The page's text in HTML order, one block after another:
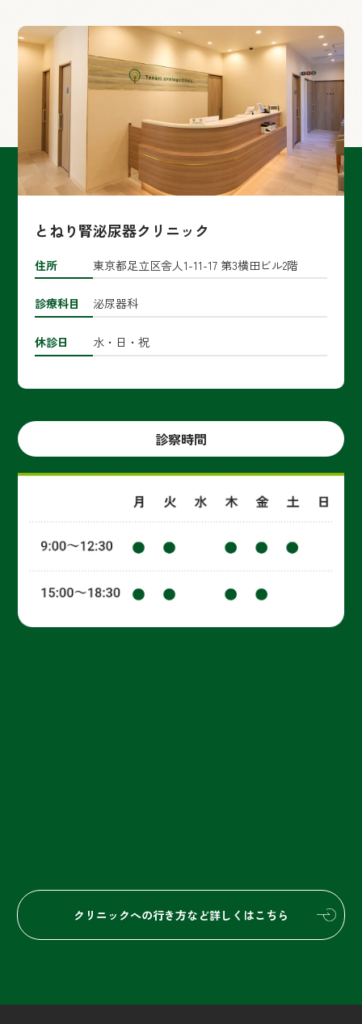
とねり腎泌尿器クリニック
住所 東京都足立区舎人1-11-17 第3横田ビル2階
診療科目 泌尿器科
休診日 水・日・祝
診察時間
クリニックへの行き方など詳しくはこちら